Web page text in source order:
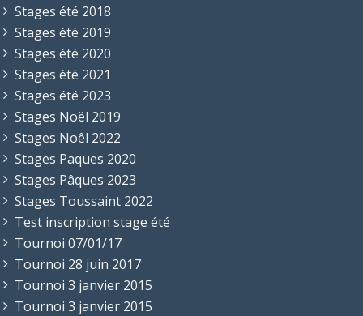
Stages été 2018
Stages été 2019
Stages été 2020
Stages été 2021
Stages été 2023
Stages Noël 2019
Stages Noêl 2022
Stages Paques 2020
Stages Pâques 2023
Stages Toussaint 2022
Test inscription stage été
Tournoi 07/01/17
Tournoi 28 juin 2017
Tournoi 3 janvier 2015
Tournoi 3 janvier 2015